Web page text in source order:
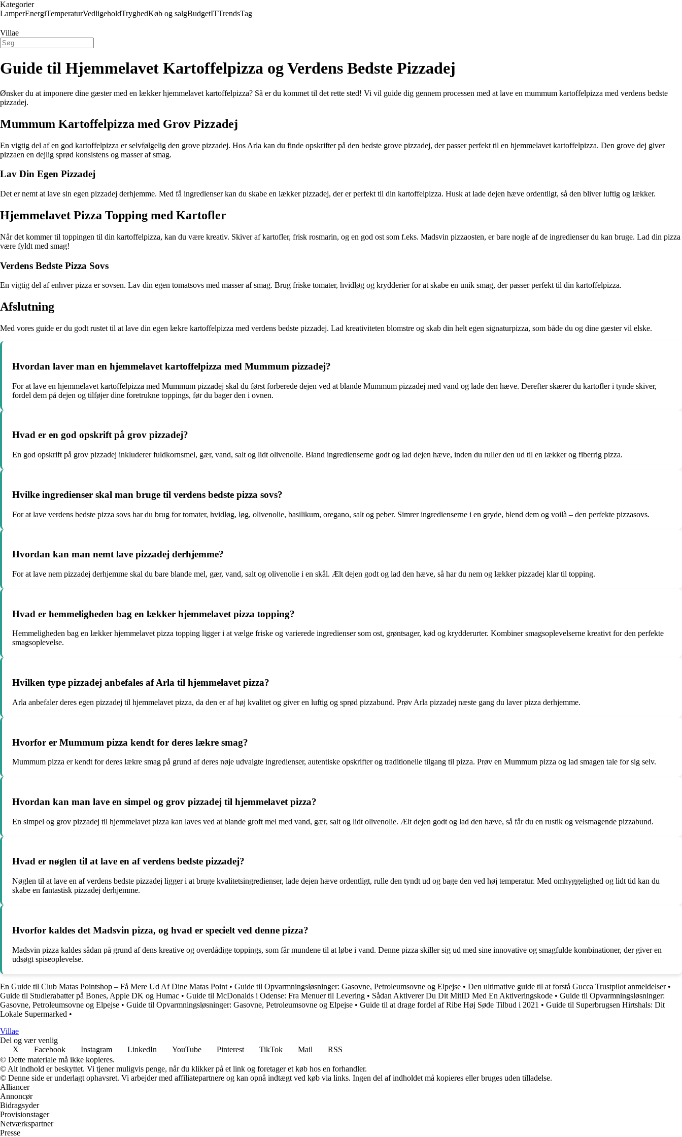
Kategorier
LamperEnergiTemperaturVedligeholdTryghedKøb og salgBudgetITTrendsTag
Villae
Guide til Hjemmelavet Kartoffelpizza og Verdens Bedste Pizzadej
Ønsker du at imponere dine gæster med en lækker hjemmelavet kartoffelpizza? Så er du kommet til det rette sted! Vi vil guide dig gennem processen med at lave en mummum kartoffelpizza med verdens bedste
pizzadej.
Mummum Kartoffelpizza med Grov Pizzadej
En vigtig del af en god kartoffelpizza er selvfølgelig den grove pizzadej. Hos Arla kan du finde opskrifter på den bedste grove pizzadej, der passer perfekt til en hjemmelavet kartoffelpizza. Den grove dej giver
pizzaen en dejlig sprød konsistens og masser af smag.
Lav Din Egen Pizzadej
Det er nemt at lave sin egen pizzadej derhjemme. Med få ingredienser kan du skabe en lækker pizzadej, der er perfekt til din kartoffelpizza. Husk at lade dejen hæve ordentligt, så den bliver luftig og lækker.
Hjemmelavet Pizza Topping med Kartofler
Når det kommer til toppingen til din kartoffelpizza, kan du være kreativ. Skiver af kartofler, frisk rosmarin, og en god ost som f.eks. Madsvin pizzaosten, er bare nogle af de ingredienser du kan bruge. Lad din pizza
være fyldt med smag!
Verdens Bedste Pizza Sovs
En vigtig del af enhver pizza er sovsen. Lav din egen tomatsovs med masser af smag. Brug friske tomater, hvidløg og krydderier for at skabe en unik smag, der passer perfekt til din kartoffelpizza.
Afslutning
Med vores guide er du godt rustet til at lave din egen lækre kartoffelpizza med verdens bedste pizzadej. Lad kreativiteten blomstre og skab din helt egen signaturpizza, som både du og dine gæster vil elske.
Hvordan laver man en hjemmelavet kartoffelpizza med Mummum pizzadej?
For at lave en hjemmelavet kartoffelpizza med Mummum pizzadej skal du først forberede dejen ved at blande Mummum pizzadej med vand og lade den hæve. Derefter skærer du kartofler i tynde skiver,
fordel dem på dejen og tilføjer dine foretrukne toppings, før du bager den i ovnen.
Hvad er en god opskrift på grov pizzadej?
En god opskrift på grov pizzadej inkluderer fuldkornsmel, gær, vand, salt og lidt olivenolie. Bland ingredienserne godt og lad dejen hæve, inden du ruller den ud til en lækker og fiberrig pizza.
Hvilke ingredienser skal man bruge til verdens bedste pizza sovs?
For at lave verdens bedste pizza sovs har du brug for tomater, hvidløg, løg, olivenolie, basilikum, oregano, salt og peber. Simrer ingredienserne i en gryde, blend dem og voilà – den perfekte pizzasovs.
Hvordan kan man nemt lave pizzadej derhjemme?
For at lave nem pizzadej derhjemme skal du bare blande mel, gær, vand, salt og olivenolie i en skål. Ælt dejen godt og lad den hæve, så har du nem og lækker pizzadej klar til topping.
Hvad er hemmeligheden bag en lækker hjemmelavet pizza topping?
Hemmeligheden bag en lækker hjemmelavet pizza topping ligger i at vælge friske og varierede ingredienser som ost, grøntsager, kød og krydderurter. Kombiner smagsoplevelserne kreativt for den perfekte
smagsoplevelse.
Hvilken type pizzadej anbefales af Arla til hjemmelavet pizza?
Arla anbefaler deres egen pizzadej til hjemmelavet pizza, da den er af høj kvalitet og giver en luftig og sprød pizzabund. Prøv Arla pizzadej næste gang du laver pizza derhjemme.
Hvorfor er Mummum pizza kendt for deres lækre smag?
Mummum pizza er kendt for deres lækre smag på grund af deres nøje udvalgte ingredienser, autentiske opskrifter og traditionelle tilgang til pizza. Prøv en Mummum pizza og lad smagen tale for sig selv.
Hvordan kan man lave en simpel og grov pizzadej til hjemmelavet pizza?
En simpel og grov pizzadej til hjemmelavet pizza kan laves ved at blande groft mel med vand, gær, salt og lidt olivenolie. Ælt dejen godt og lad den hæve, så får du en rustik og velsmagende pizzabund.
Hvad er nøglen til at lave en af verdens bedste pizzadej?
Nøglen til at lave en af verdens bedste pizzadej ligger i at bruge kvalitetsingredienser, lade dejen hæve ordentligt, rulle den tyndt ud og bage den ved høj temperatur. Med omhyggelighed og lidt tid kan du
skabe en fantastisk pizzadej derhjemme.
Hvorfor kaldes det Madsvin pizza, og hvad er specielt ved denne pizza?
Madsvin pizza kaldes sådan på grund af dens kreative og overdådige toppings, som får mundene til at løbe i vand. Denne pizza skiller sig ud med sine innovative og smagfulde kombinationer, der giver en
udsøgt spiseoplevelse.
En Guide til Club Matas Pointshop – Få Mere Ud Af Dine Matas Point • Guide til Opvarmningsløsninger: Gasovne, Petroleumsovne og Elpejse • Den ultimative guide til at forstå Gucca Trustpilot anmeldelser•
Guide til Studierabatter på Bones, Apple DK og Humac • Guide til McDonalds i Odense: Fra Menuer til Levering • Sådan Aktiverer Du Dit MitID Med En Aktiveringskode • Guide til Opvarmningsløsninger:
Gasovne, Petroleumsovne og Elpejse • Guide til Opvarmningsløsninger: Gasovne, Petroleumsovne og Elpejse • Guide til at drage fordel af Ribe Høj Søde Tilbud i 2021 • Guide til Superbrugsen Hirtshals: Dit
Lokale Supermarked •
Villae
Del og vær venlig
X
Facebook Instagram LinkedIn YouTube Pinterest TikTok Mail
RSS
© Dette materiale må ikke kopieres.
© Alt indhold er beskyttet. Vi tjener muligvis penge, når du klikker på et link og foretager et køb hos en forhandler.
© Denne side er underlagt ophavsret. Vi arbejder med affiliatepartnere og kan opnå indtægt ved køb via links. Ingen del af indholdet må kopieres eller bruges uden tilladelse.
Alliancer
Annoncør
Bidragsyder
Provisionstager
Netværkspartner
Presse